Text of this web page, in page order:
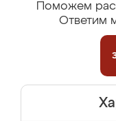
Поможем
Ответим